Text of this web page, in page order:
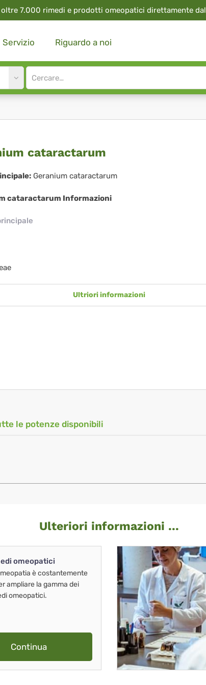
oltre 7.000 rimedi e prodotti omeopatici direttamente dal
Servizio Riguardo a noi
Site
search
cataractarum
Geranium cataractarum
cataractarum Informazioni
Ultriori informazioni
le potenze disponibili
Ulteriori informazioni ...
omeopatici
è costantemente
ampliare la gamma dei
omeopatici.
Continua